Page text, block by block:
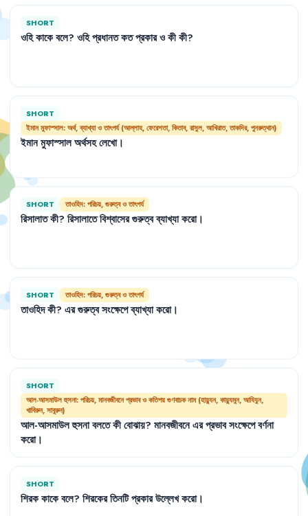
SHORT
ওহিকাকেবলে? ওহিপ্রধানতকতপ্রকারওকীকী?
SHORT
ইমান মুফাস্সাল: অর্থ, ব্যাখ্যা ও তাৎপর্য (আল্লাহ, ফেরেশতা, কিতাব, রাসুল, আখিরাত, তাকদির, পুনরুত্থান)
ইমানমুফাস্সালঅর্থসহলেখো।
SHORT তাওহিদ: পরিচয়, গুরুত্ব ও তাৎপর্য
রিসালাতকী? রিসালাতেবিশ্বাসেরগুরুত্বব্যাখ্যাকরো।
SHORT তাওহিদ: পরিচয়, গুরুত্ব ও তাৎপর্য
তাওহিদকী? এরগুরুত্বসংক্ষেপেব্যাখ্যাকরো।
SHORT
আল-আসমাউল হুসনা: পরিচয়, মানবজীবনে প্রভাব ও কতিপয় গুণবাচক নাম (হায়্যুন, কায়্যুমুন, আযিযুন,
খাবিরুন, সাবুরুন)
আল-আসমাউলহুসনাবলতেকীবোঝায়? মানবজীবনেএরপ্রভাবসংক্ষেপেবর্ণনা
করো।
SHORT
শিরককাকেবলে? শিরকেরতিনটিপ্রকারউল্লেখকরো।